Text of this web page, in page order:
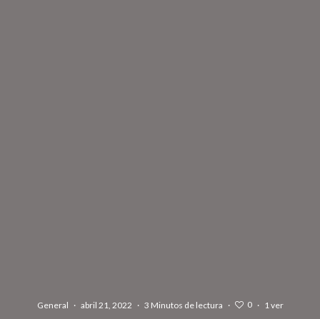
General · abril 21, 2022 · 3 Minutos de lectura · 0 · 1 ver